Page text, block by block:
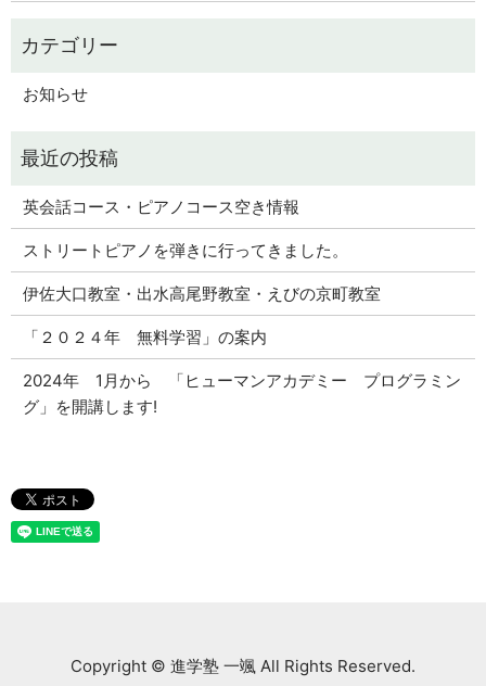
お知らせ
英会話コース・ピアノコース空き情報
ストリートピアノを弾きに行ってきました。
伊佐大口教室・出水高尾野教室・えびの京町教室
「２０２４年 無料学習」の案内
2024年 1月から 「ヒューマンアカデミー プログラミン
グ」を開講します!
Copyright © 進学塾 一颯 All Rights Reserved.